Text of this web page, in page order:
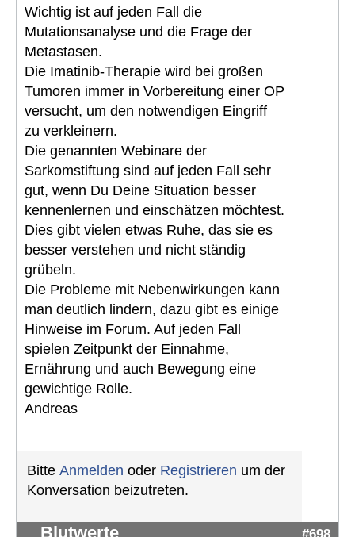
Wichtig ist auf jeden Fall die
Mutationsanalyse und die Frage der
Metastasen.
Die Imatinib-Therapie wird bei großen
Tumoren immer in Vorbereitung einer OP
versucht, um den notwendigen Eingriff
zu verkleinern.
Die genannten Webinare der
Sarkomstiftung sind auf jeden Fall sehr
gut, wenn Du Deine Situation besser
kennenlernen und einschätzen möchtest.
Dies gibt vielen etwas Ruhe, das sie es
besser verstehen und nicht ständig
grübeln.
Die Probleme mit Nebenwirkungen kann
man deutlich lindern, dazu gibt es einige
Hinweise im Forum. Auf jeden Fall
spielen Zeitpunkt der Einnahme,
Ernährung und auch Bewegung eine
gewichtige Rolle.
Andreas
Bitte Anmelden oder Registrieren um der
Konversation beizutreten.
Blutwerte #698